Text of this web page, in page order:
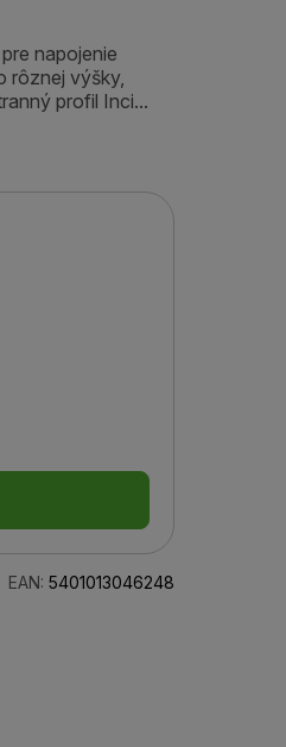
napojenie
rôznej výšky,
profil Inci...
EAN: 5401013046248